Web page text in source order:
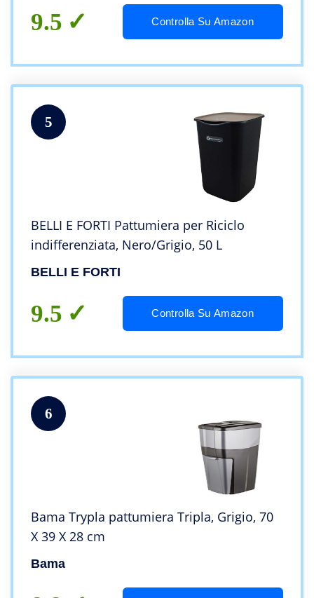
9.5 Controlla Su Amazon
5
BELLI E FORTI Pattumiera per Riciclo
indifferenziata, Nero/Grigio, 50 L
BELLI E FORTI
9.5 Controlla Su Amazon
6
Bama Trypla pattumiera Tripla, Grigio, 70
X 39 X 28 cm
Bama